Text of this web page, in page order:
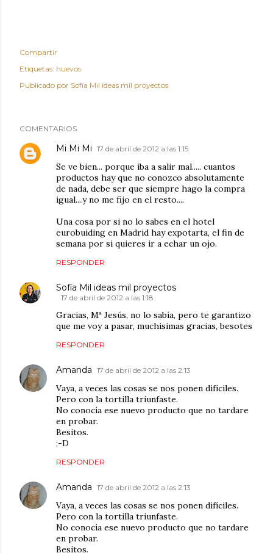
Compartir
Etiquetas: huevos
Publicado por Sofía Mil ideas mil proyectos
COMENTARIOS
Mi Mi Mi 17 de abril de 2012 a las 1:15
Se ve bien... porque iba a salir mal..... cuantos
productos hay que no conozco absolutamente
de nada, debe ser que siempre hago la compra
igual....y no me fijo en el resto....
Una cosa por si no lo sabes en el hotel
eurobuiding en Madrid hay expotarta, el fin de
semana por si quieres ir a echar un ojo.
RESPONDER
Sofía Mil ideas mil proyectos
17 de abril de 2012 a las 1:18
Gracias, Mª Jesús, no lo sabía, pero te garantizo
que me voy a pasar, muchisimas gracias, besotes
RESPONDER
Amanda 17 de abril de 2012 a las 2:13
Vaya, a veces las cosas se nos ponen difíciles.
Pero con la tortilla triunfaste.
No conocía ese nuevo producto que no tardare
en probar.
Besitos.
;-D
RESPONDER
Amanda 17 de abril de 2012 a las 2:13
Vaya, a veces las cosas se nos ponen difíciles.
Pero con la tortilla triunfaste.
No conocía ese nuevo producto que no tardare
en probar.
Besitos.